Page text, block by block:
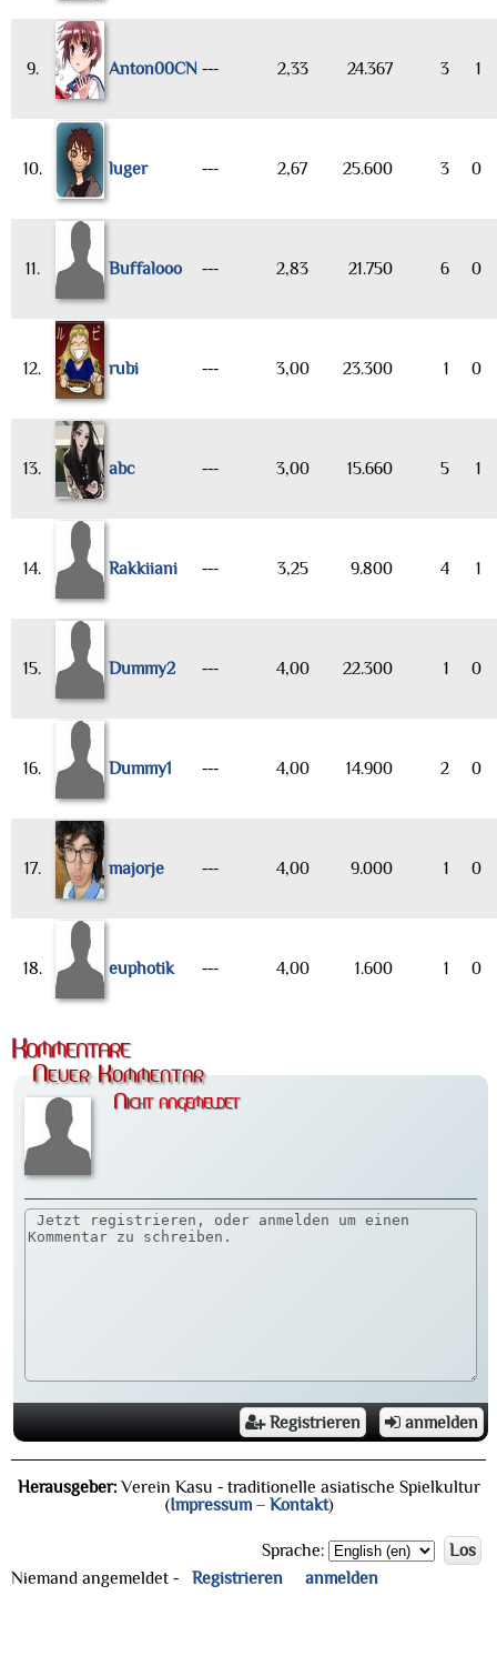
9. Anton00CN --- 2,33 24.367 3 1
10. luger --- 2,67 25.600 3 0
11. Buffalooo --- 2,83 21.750 6 0
12. rubi --- 3,00 23.300 1 0
13. abc --- 3,00 15.660 5 1
14. Rakkiiani --- 3,25 9.800 4 1
15. Dummy2 --- 4,00 22.300 1 0
16. Dummy1 --- 4,00 14.900 2 0
17. majorje --- 4,00 9.000 1 0
18. euphotik --- 4,00 1.600 1 0
Kommentare
Neuer Kommentar
Nicht angemeldet
Registrieren anmelden
Herausgeber:Verein Kasu - traditionelle asiatische Spielkultur
(Impressum– Kontakt)
Sprache:
Los
Niemand angemeldet -
Registrieren anmelden